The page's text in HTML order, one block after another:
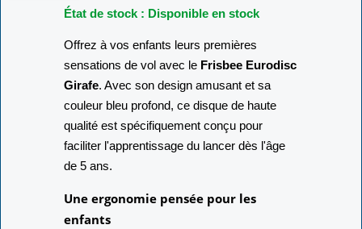
État de stock : Disponible en stock
Offrez à vos enfants leurs premières
sensations de vol avec le Frisbee Eurodisc
Girafe. Avec son design amusant et sa
couleur bleu profond, ce disque de haute
qualité est spécifiquement conçu pour
faciliter l'apprentissage du lancer dès l'âge
de 5 ans.
Une ergonomie pensée pour les
enfants